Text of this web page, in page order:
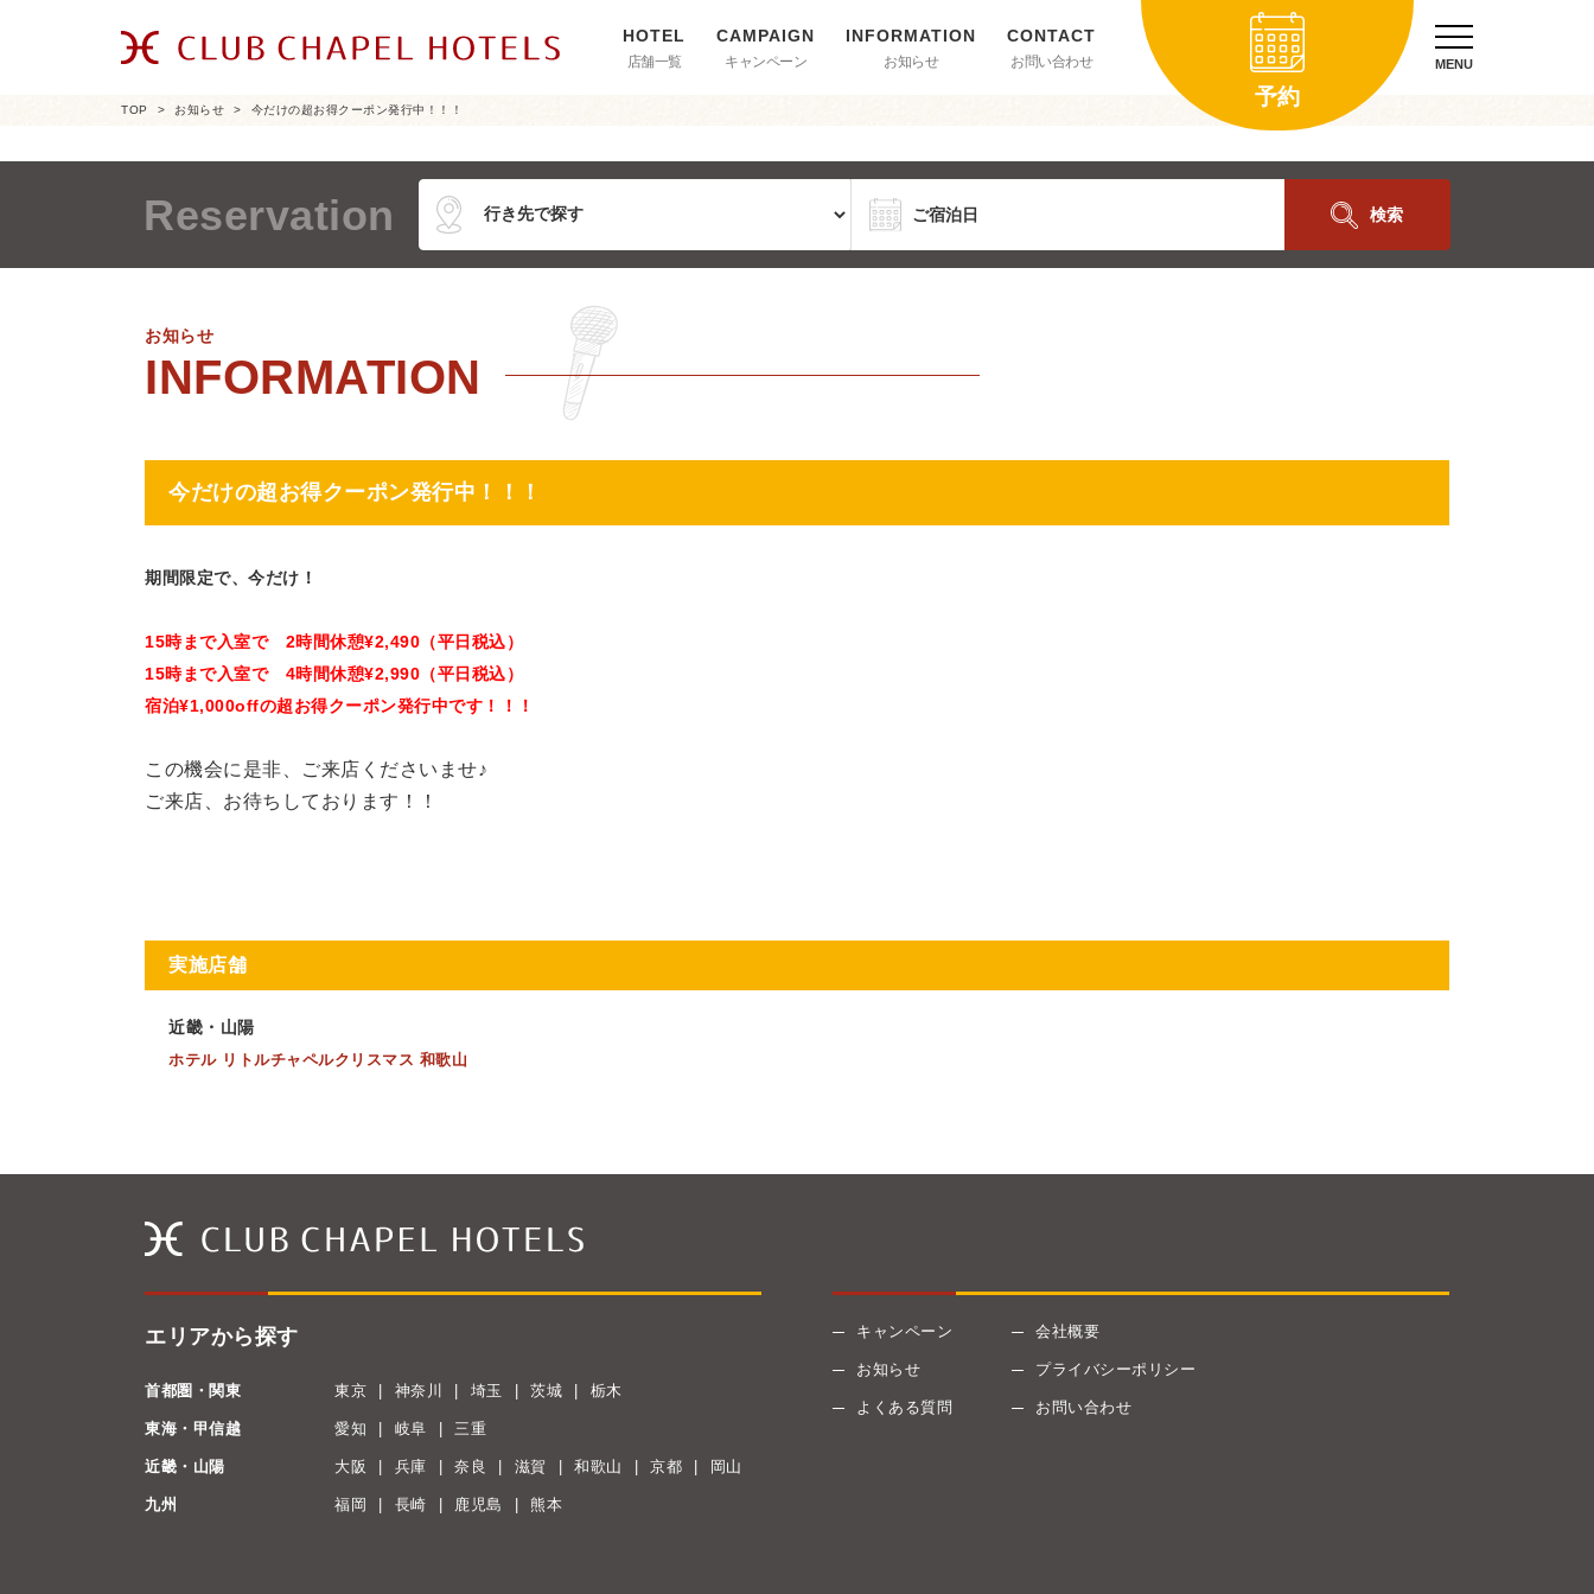
店舗一覧 キャンペーン お知らせ お問い合わせ
予約
MENU
TOP お知らせ 今だけの超お得クーポン発行中！！！
Reservation 検索
お知らせ
今だけの超お得クーポン発行中！！！
期間限定で、今だけ！
15時まで入室で 2時間休憩¥2,490（平日税込）
15時まで入室で 4時間休憩¥2,990（平日税込）
宿泊¥1,000offの超お得クーポン発行中です！！！
この機会に是非、ご来店くださいませ♪
ご来店、お待ちしております！！
実施店舗
近畿・山陽
ホテル リトルチャペルクリスマス 和歌山
エリアから探す
首都圏・関東 東京 神奈川 埼玉 茨城 栃木
東海・甲信越 愛知 岐阜 三重
近畿・山陽 大阪 兵庫 奈良 滋賀 和歌山 京都 岡山
九州 福岡 長崎 鹿児島 熊本
キャンペーン
お知らせ
よくある質問
会社概要
プライバシーポリシー
お問い合わせ